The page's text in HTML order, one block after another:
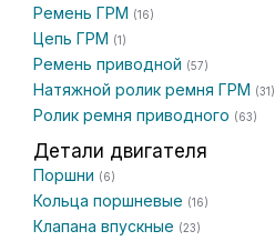
Ремень ГРМ (16)
Цепь ГРМ (1)
Ремень приводной (57)
Натяжной ролик ремня ГРМ (31)
Ролик ремня приводного (63)
Детали двигателя
Поршни (6)
Кольца поршневые (16)
Клапана впускные (23)